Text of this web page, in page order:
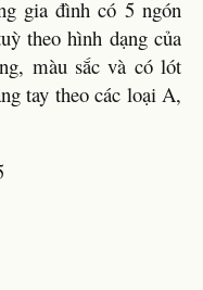
gia đình có 5 ngón
theo hình dạng của
màu sắc và có lót
tay theo các loại A,